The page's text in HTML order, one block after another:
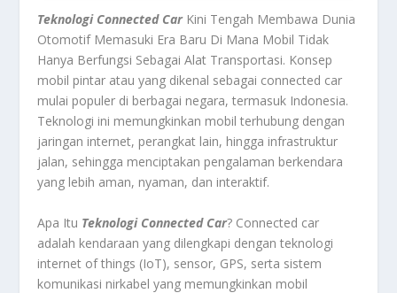
Teknologi Connected CarKini Tengah Membawa Dunia
Otomotif Memasuki Era Baru Di Mana Mobil Tidak
Hanya Berfungsi Sebagai Alat Transportasi. Konsep
mobil pintar atau yang dikenal sebagai connected car
mulai populer di berbagai negara, termasuk Indonesia.
Teknologi ini memungkinkan mobil terhubung dengan
jaringan internet, perangkat lain, hingga infrastruktur
jalan, sehingga menciptakan pengalaman berkendara
yang lebih aman, nyaman, dan interaktif.
Apa Itu Teknologi Connected Car? Connected car
adalah kendaraan yang dilengkapi dengan teknologi
internet of things (IoT), sensor, GPS, serta sistem
komunikasi nirkabel yang memungkinkan mobil